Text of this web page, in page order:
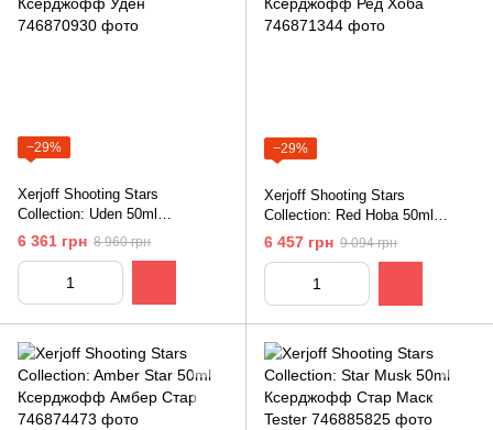
−29%
Xerjoff Shooting Stars
Collection: Uden 50ml
Ксерджофф Уден
6 361 грн 8 960 грн
−29%
Xerjoff Shooting Stars
Collection: Red Hoba 50ml
Ксерджофф Ред Хоба
6 457 грн 9 094 грн